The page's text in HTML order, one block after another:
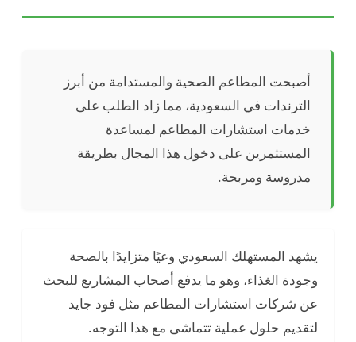
أصبحت المطاعم الصحية والمستدامة من أبرز
الترندات في السعودية، مما زاد الطلب على
خدمات استشارات المطاعم لمساعدة
المستثمرين على دخول هذا المجال بطريقة
مدروسة ومربحة.
يشهد المستهلك السعودي وعيًا متزايدًا بالصحة
وجودة الغذاء، وهو ما يدفع أصحاب المشاريع للبحث
عن شركات استشارات المطاعم مثل فود جايد
لتقديم حلول عملية تتماشى مع هذا التوجه.